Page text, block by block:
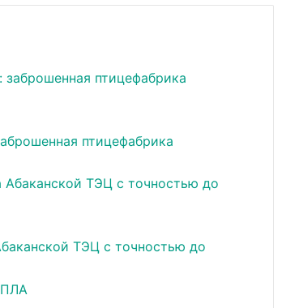
птицефабрика
ТЭЦ с точностью до